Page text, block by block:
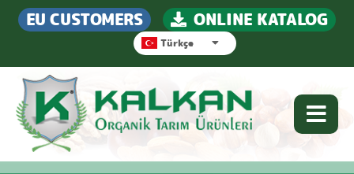
EU CUSTOMERS ONLINE KATALOG
Türkçe